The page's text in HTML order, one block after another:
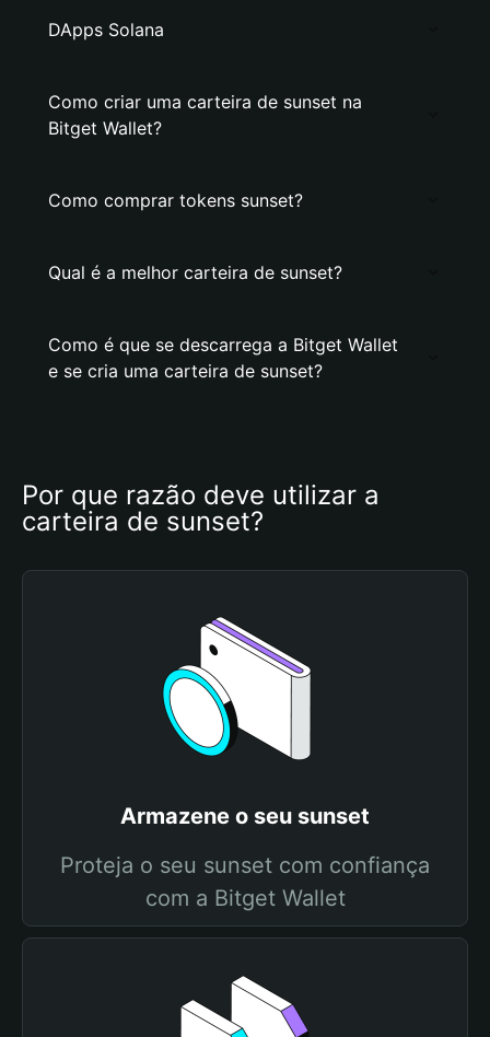
DApps Solana
Como criar uma carteira de sunset na
Bitget Wallet?
Como comprar tokens sunset?
Qual é a melhor carteira de sunset?
Como é que se descarrega a Bitget Wallet
e se cria uma carteira de sunset?
Por que razão deve utilizar a
carteira de sunset?
Armazene o seu sunset
Proteja o seu sunset com confiança
com a Bitget Wallet